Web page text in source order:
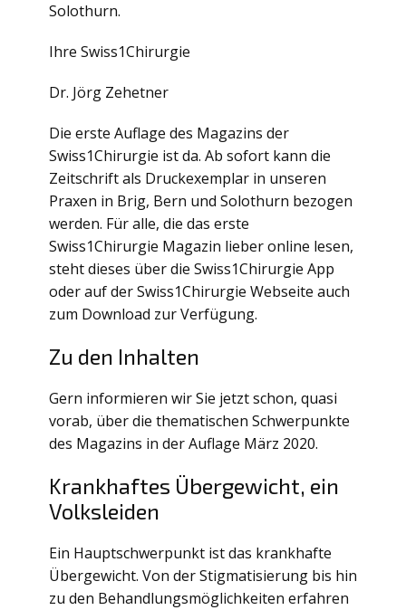
Solothurn.
Ihre Swiss1Chirurgie
Dr. Jörg Zehetner
Die erste Auflage des Magazins der
Swiss1Chirurgie ist da. Ab sofort kann die
Zeitschrift als Druckexemplar in unseren
Praxen in Brig, Bern und Solothurn bezogen
werden. Für alle, die das erste
Swiss1Chirurgie Magazin lieber online lesen,
steht dieses über die Swiss1Chirurgie App
oder auf der Swiss1Chirurgie Webseite auch
zum Download zur Verfügung.
Zu den Inhalten
Gern informieren wir Sie jetzt schon, quasi
vorab, über die thematischen Schwerpunkte
des Magazins in der Auflage März 2020.
Krankhaftes Übergewicht, ein
Volksleiden
Ein Hauptschwerpunkt ist das krankhafte
Übergewicht. Von der Stigmatisierung bis hin
zu den Behandlungsmöglichkeiten erfahren